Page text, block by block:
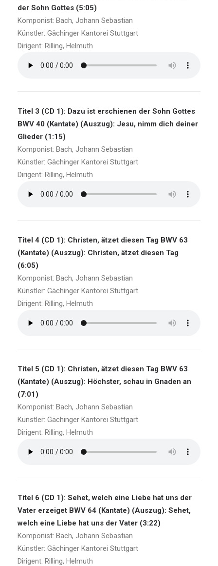
der Sohn Gottes (5:05)
Komponist: Bach, Johann Sebastian
Künstler: Gächinger Kantorei Stuttgart
Dirigent: Rilling, Helmuth
Titel 3 (CD 1): Dazu ist erschienen der Sohn Gottes
BWV 40 (Kantate) (Auszug): Jesu, nimm dich deiner
Glieder (1:15)
Komponist: Bach, Johann Sebastian
Künstler: Gächinger Kantorei Stuttgart
Dirigent: Rilling, Helmuth
Titel 4 (CD 1): Christen, ätzet diesen Tag BWV 63
(Kantate) (Auszug): Christen, ätzet diesen Tag
(6:05)
Komponist: Bach, Johann Sebastian
Künstler: Gächinger Kantorei Stuttgart
Dirigent: Rilling, Helmuth
Titel 5 (CD 1): Christen, ätzet diesen Tag BWV 63
(Kantate) (Auszug): Höchster, schau in Gnaden an
(7:01)
Komponist: Bach, Johann Sebastian
Künstler: Gächinger Kantorei Stuttgart
Dirigent: Rilling, Helmuth
Titel 6 (CD 1): Sehet, welch eine Liebe hat uns der
Vater erzeiget BWV 64 (Kantate) (Auszug): Sehet,
welch eine Liebe hat uns der Vater (3:22)
Komponist: Bach, Johann Sebastian
Künstler: Gächinger Kantorei Stuttgart
Dirigent: Rilling, Helmuth